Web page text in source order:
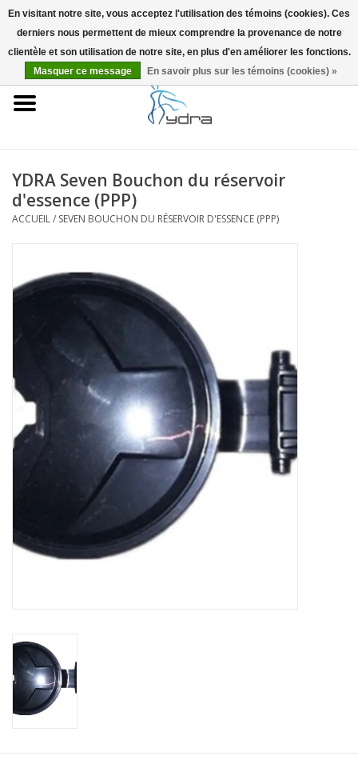
EUR
Accueil
Infos
Blog
YDRA Seven Bouchon du réservoir
d'essence (PPP)
ACCUEIL/ SEVEN BOUCHON DU RÉSERVOIR D'ESSENCE (PPP)
En visitant notre site, vous acceptez l'utilisation des témoins (cookies). Ces
derniers nous permettent de mieux comprendre la provenance de notre
clientèle et son utilisation de notre site, en plus d'en améliorer les fonctions.
Masquer ce message
En savoir plus sur les témoins (cookies) »